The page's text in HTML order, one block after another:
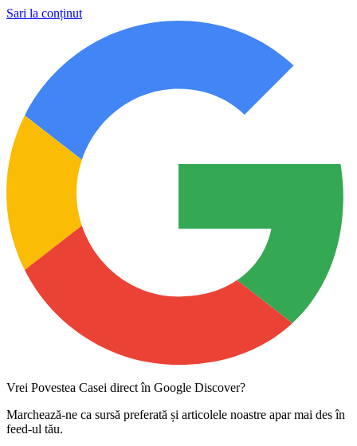
Sari la conținut
Vrei Povestea Casei direct în Google Discover?
Marchează-ne ca sursă preferată și articolele noastre apar mai des în
feed-ul tău.